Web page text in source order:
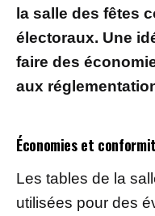
la salle des fêtes
électoraux. Une
faire des
aux
Économies et
Les tables de la
utilisées pour des